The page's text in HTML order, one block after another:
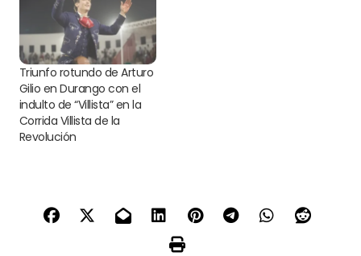
Triunfo rotundo de Arturo
Gilio en Durango con el
indulto de “Villista” en la
Corrida Villista de la
Revolución